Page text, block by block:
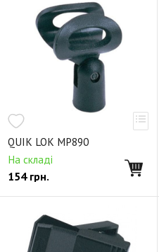
Клавишные стойки
Сумки
Стойки для акустики
Пюпитры
Аксессуары
Студийная фурнитура
Рэковые стойки
QUIK LOK MP890
На складі
154грн.